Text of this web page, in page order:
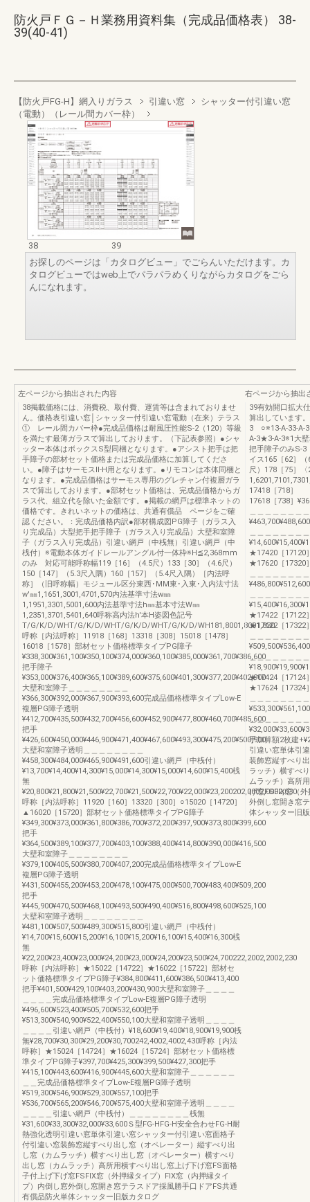
防火戸ＦＧ－Ｈ業務用資料集（完成品価格表） 38-
39(40-41)
【防火戸FG-H】網入りガラス 引違い窓
シャッター付引違い窓
（電動）（レール間カバー枠）
38
39
お探しのページは「カタログビュー」でごらんいただけます。カ
タログビューではweb上でパラパラめくりながらカタログをごら
んになれます。
左ページから抽出された内容
38掲載価格には、消費税、取付費、運賃等は含まれておりませ
ん。価格表引違い窓│シャッター付引違い窓電動（在来）テラス
① レール間カバー枠●完成品価格は耐風圧性能S-2（120）等級
を満たす最薄ガラスで算出しております。（下記表参照）●シャ
ッター本体はボックスS型同梱となります。●アシスト把手は把
手障子の部材セット価格または完成品価格に加算してくださ
い。●障子はサーモスⅡ-H用となります。●リモコンは本体同梱と
なります。●完成品価格はサーモス専用のグレチャン付複層ガラ
スで算出しております。●部材セット価格は、完成品価格からガ
ラス代、組立代を除いた金額です。●掲載の網戸は標準ネットの
価格です。きれいネットの価格は、共通有償品 ページをご確
認ください。：完成品価格内訳●部材構成図PG障子（ガラス入
り完成品）大型把手把手障子（ガラス入り完成品）大壁和室障
子（ガラス入り完成品）引違い網戸（中桟無）引違い網戸（中
桟付）※電動本体ガイドレールアングル付一体枠※H≦2,368mm
のみ 対応可能呼称幅119［16］（4.5尺）133［30］（4.6尺）
150［147］（5.3尺入隅）160［157］（5.4尺入隅）［内法呼
称］（旧呼称幅）モジュール区分東西･MM東･入東･入内法寸法
w'㎜1,1651,3001,4701,570内法基準寸法w㎜
1,1951,3301,5001,600内法基準寸法h㎜基本寸法W㎜
1,2351,3701,5401,640呼称高内法h'本H姿図色記号
T/G/K/D/WHT/G/K/D/WHT/G/K/D/WHT/G/K/D/WH181,8001,8001,830
呼称［内法呼称］11918［168］13318［308］15018［1478］
16018［1578］部材セット価格標準タイプPG障子
¥338,300¥361,100¥350,100¥374,000¥360,100¥385,000¥361,700¥386,600
把手障子
¥353,000¥376,400¥365,100¥389,600¥375,600¥401,300¥377,200¥402,900
大壁和室障子＿＿＿＿＿＿＿＿
¥366,300¥392,000¥367,900¥393,600完成品価格標準タイプLow-E
複層PG障子透明
¥412,700¥435,500¥432,700¥456,600¥452,900¥477,800¥460,700¥485,600
把手
¥426,600¥450,000¥446,900¥471,400¥467,600¥493,300¥475,200¥500,900
大壁和室障子透明＿＿＿＿＿＿＿＿
¥458,300¥484,000¥465,900¥491,600引違い網戸（中桟付）
¥13,700¥14,400¥14,300¥15,000¥14,300¥15,000¥14,600¥15,400桟
無
¥20,800¥21,800¥21,500¥22,700¥21,500¥22,700¥22,000¥23,200202,0002,0002,030
呼称［内法呼称］11920［160］13320［300］○15020［14720］
▲16020［15720］部材セット価格標準タイプPG障子
¥349,300¥373,000¥361,800¥386,700¥372,200¥397,900¥373,800¥399,600
把手
¥364,500¥389,100¥377,700¥403,100¥388,400¥414,800¥390,000¥416,500
大壁和室障子＿＿＿＿＿＿＿＿
¥379,100¥405,500¥380,700¥407,200完成品価格標準タイプLow-E
複層PG障子透明
¥431,500¥455,200¥453,200¥478,100¥475,000¥500,700¥483,400¥509,200
把手
¥445,900¥470,500¥468,100¥493,500¥490,400¥516,800¥498,600¥525,100
大壁和室障子透明＿＿＿＿＿＿＿＿
¥481,100¥507,500¥489,300¥515,800引違い網戸（中桟付）
¥14,700¥15,600¥15,200¥16,100¥15,200¥16,100¥15,400¥16,300桟
無
¥22,200¥23,400¥23,000¥24,200¥23,000¥24,200¥23,500¥24,700222,2002,2002,230
呼称［内法呼称］★15022［14722］★16022［15722］部材セ
ット価格標準タイプPG障子¥384,800¥411,600¥386,500¥413,400
把手¥401,500¥429,100¥403,200¥430,900大壁和室障子＿＿＿＿
＿＿＿＿完成品価格標準タイプLow-E複層PG障子透明
¥496,600¥523,400¥505,700¥532,600把手
¥513,300¥540,900¥522,400¥550,100大壁和室障子透明＿＿＿＿
＿＿＿＿引違い網戸（中桟付）¥18,600¥19,400¥18,900¥19,900桟
無¥28,700¥30,300¥29,200¥30,700242,4002,4002,430呼称［内法
呼称］★15024［14724］★16024［15724］部材セット価格標
準タイプPG障子¥397,700¥425,300¥399,500¥427,300把手
¥415,100¥443,600¥416,900¥445,600大壁和室障子＿＿＿＿＿＿
＿＿完成品価格標準タイプLow-E複層PG障子透明
¥519,300¥546,900¥529,300¥557,100把手
¥536,700¥565,200¥546,700¥575,400大壁和室障子透明＿＿＿＿
＿＿＿＿引違い網戸（中桟付）＿＿＿＿＿＿＿＿桟無
¥31,600¥33,300¥32,000¥33,600Ｓ型FG-HFG-H安全合わせFG-H耐
熱強化透明引違い窓単体引違い窓シャッター付引違い窓面格子
付引違い窓装飾窓縦すべり出し窓（オペレーター）縦すべり出
し窓（カムラッチ）横すべり出し窓（オペレーター）横すべり
出し窓（カムラッチ）高所用横すべり出し窓上げ下げ窓FS面格
子付上げ下げ窓FSFIX窓（外押縁タイプ）FIX窓（内押縁タイ
プ）内倒し窓外倒し窓開き窓テラスドア採風勝手口ドアFS共通
有償品防火単体シャッター旧版カタログ
右ページから抽出
39有効開口拡大
算出しています
3 ○※13-A-33-A-
A-3★3-A-3※1大
把手障子のみS-3
イス165［62］
尺）178［75］
17418［718］
17618［738］
★17420［17120
★17620［17320
★17422［17122
★17622［17322
＿＿＿＿＿＿＿
★17424［17124
★17624［17324
＿＿＿＿＿＿＿
手加算額2枚建
引違い窓単体引
装飾窓縦すべり
ラッチ）横すべ
ムラッチ）高所
げ窓FSFIX窓（
外倒し窓開き窓
体シャッター旧